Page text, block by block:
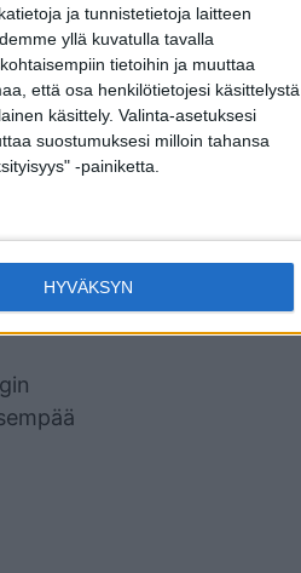
ja tunnistetietoja laitteen
yllä kuvatulla tavalla
tietoihin ja muuttaa
että osa henkilötietojesi käsittelystä
käsittely. Valinta-asetuksesi
suostumuksesi milloin tahansa
-painiketta.
HYVÄKSYN